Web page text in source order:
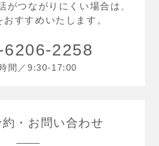
がつながりにくい場合は、
すすめいたします。
6206-2258
間／9:30-17:00
お問い合わせ